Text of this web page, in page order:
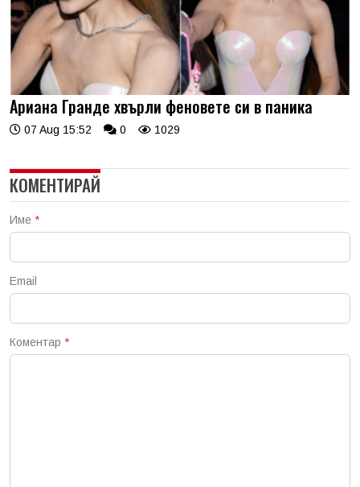
Ариана Гранде хвърли феновете си в паника
07 Aug 15:52 0 1029
КОМЕНТИРАЙ
Име *
Email
Коментар *